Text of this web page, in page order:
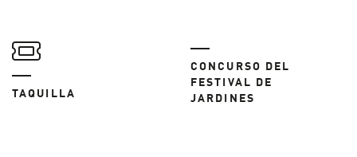
TAQUILLA
CONCURSO DEL
FESTIVAL DE
JARDINES